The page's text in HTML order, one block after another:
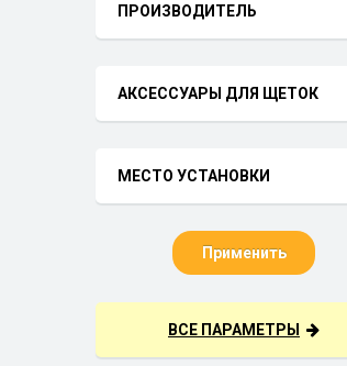
ПРОИЗВОДИТЕЛЬ
АКСЕССУАРЫ ДЛЯ ЩЕТОК
МЕСТО УСТАНОВКИ
Применить
ВСЕ ПАРАМЕТРЫ